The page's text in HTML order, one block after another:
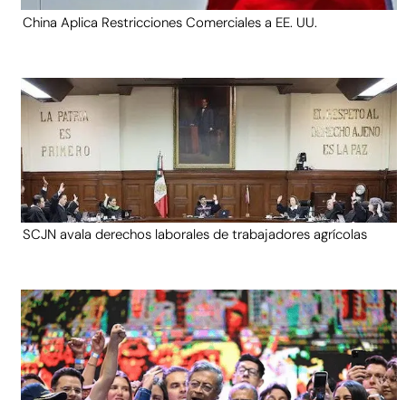
China Aplica Restricciones Comerciales a EE. UU.
SCJN avala derechos laborales de trabajadores agrícolas